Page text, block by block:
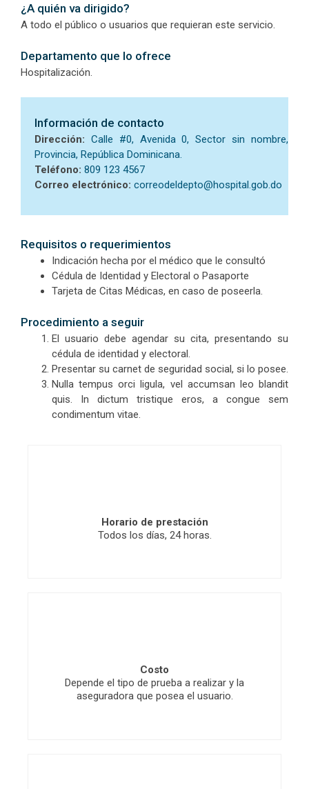
¿A quién va dirigido?
A todo el público o usuarios que requieran este servicio.
Departamento que lo ofrece
Hospitalización.
Información de contacto
Dirección: Calle #0, Avenida 0, Sector sin nombre,
Provincia, República Dominicana.
Teléfono: 809 123 4567
Correo electrónico: correodeldepto@hospital.gob.do
Requisitos o requerimientos
Indicación hecha por el médico que le consultó
Cédula de Identidad y Electoral o Pasaporte
Tarjeta de Citas Médicas, en caso de poseerla.
Procedimiento a seguir
El usuario debe agendar su cita, presentando su
cédula de identidad y electoral.
Presentar su carnet de seguridad social, si lo posee.
Nulla tempus orci ligula, vel accumsan leo blandit
quis. In dictum tristique eros, a congue sem
condimentum vitae.
Horario de prestación
Todos los días, 24 horas.
Costo
Depende el tipo de prueba a realizar y la
aseguradora que posea el usuario.